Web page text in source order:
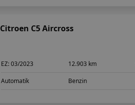
Citroen C5 Aircross
EZ:03/2023 12.903 km
Automatik Benzin